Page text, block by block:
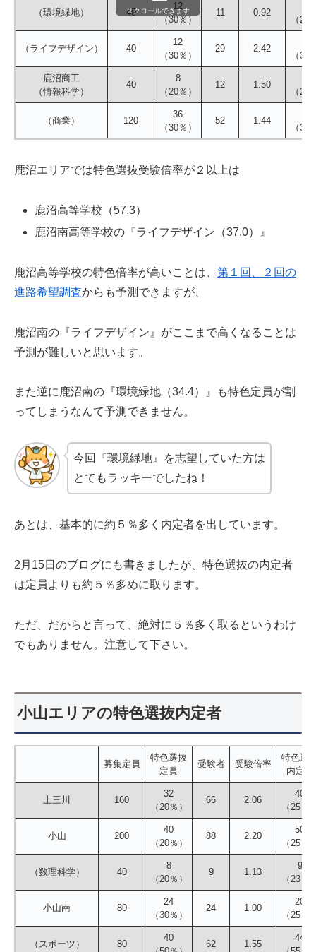
（環境緑地） 40
12
（30％）
11 0.92
（28
（ライフデザイン） 40
12
（30％）
29 2.42
（35
鹿沼商工
（情報科学）
40
8
（20％）
12 1.50
（25
（商業） 120
36
（30％）
52 1.44
（35
スクロールできます
鹿沼エリアでは特色選抜受験倍率が２以上は
鹿沼高等学校（57.3）
鹿沼南高等学校の『ライフデザイン（37.0）』
鹿沼高等学校の特色倍率が高いことは、 第１回、２回の
進路希望調査からも予測できますが、
鹿沼南の『ライフデザイン』がここまで高くなることは
予測が難しいと思います。
また逆に鹿沼南の『環境緑地（34.4）』も特色定員が割
ってしまうなんて予測できません。
今回『環境緑地』を志望していた方は
とてもラッキーでしたね！
あとは、基本的に約５％多く内定者を出しています。
2月15日のブログにも書きましたが、特色選抜の内定者
は定員よりも約５％多めに取ります。
ただ、だからと言って、絶対に５％多く取るというわけ
でもありません。注意して下さい。
小山エリアの特色選抜内定者
募集定員
特色選抜
定員
受験者 受験倍率
特色選
内定者
上三川 160
32
（20％）
66 2.06
40
（25％
小山 200
40
（20％）
88 2.20
50
（25％
（数理科学） 40
8
（20％）
9 1.13
9
（23％
小山南 80
24
（30％）
24 1.00
20
（25％
（スポーツ） 80
40
62 1.55
44